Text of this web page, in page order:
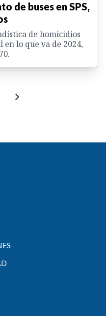
de buses en SPS,
de homicidios
lo que va de 2024,